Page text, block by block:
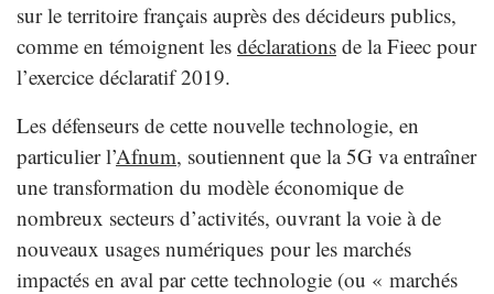
sur le territoire français auprès des décideurs publics,
comme en témoignent les déclarations de la Fieec pour
l’exercice déclaratif 2019.
Les défenseurs de cette nouvelle technologie, en
particulier l’Afnum, soutiennent que la 5G va entraîner
une transformation du modèle économique de
nombreux secteurs d’activités, ouvrant la voie à de
nouveaux usages numériques pour les marchés
impactés en aval par cette technologie (ou « marchés